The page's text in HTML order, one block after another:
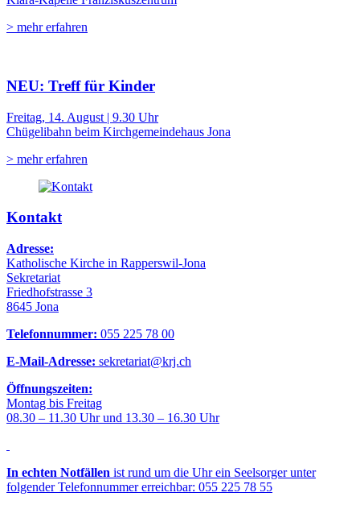
> mehr erfahren
NEU: Treff für Kinder
Freitag, 14. August | 9.30 Uhr
Chügelibahn beim Kirchgemeindehaus Jona
> mehr erfahren
Kontakt
Adresse:
Katholische Kirche in Rapperswil-Jona
Sekretariat
Friedhofstrasse 3
8645 Jona
Telefonnummer: 055 225 78 00
E-Mail-Adresse: sekretariat@krj.ch
Öffnungszeiten:
Montag bis Freitag
08.30 – 11.30 Uhr und 13.30 – 16.30 Uhr
In echten Notfällen ist rund um die Uhr ein Seelsorger unter
folgender Telefonnummer erreichbar: 055 225 78 55